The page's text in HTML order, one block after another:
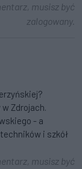
musisz być
zalogowany.
Zdrojach.
- a
i szkół
musisz być